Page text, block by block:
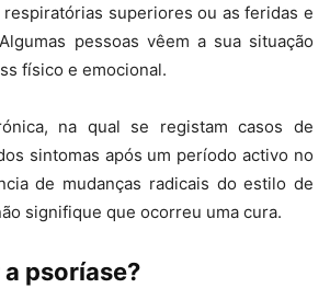
superiores ou as feridas e
pessoas vêem a sua situação
físico e emocional.
na qual se registam casos de
sintomas após um período activo no
de mudanças radicais do estilo de
signifique que ocorreu uma cura.
psoríase?